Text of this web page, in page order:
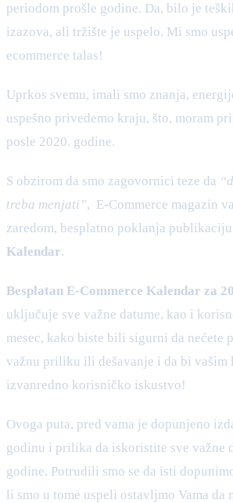
periodom prošle godine. Da, bilo je
izazova, ali tržište je uspelo. Mi smo
ecommerce talas!
Uprkos svemu, imali smo znanja,
uspešno privedemo kraju, što, moram
posle 2020. godine.
S obzirom da smo zagovornici teze da
treba menjati”, E-Commerce magazin
zaredom, besplatno poklanja publikaciju
Kalendar.
Besplatan E-Commerce Kalendar za
uključuje sve važne datume, kao i
mesec, kako biste bili sigurni da nećete
važnu priliku ili dešavanje i da bi
izvanredno korisničko iskustvo!
Ovoga puta, pred vama je dopunjeno
godinu i prilika da iskoristite sve važne
godine. Potrudili smo se da isti
li smo u tome uspeli ostavljmo Vama da